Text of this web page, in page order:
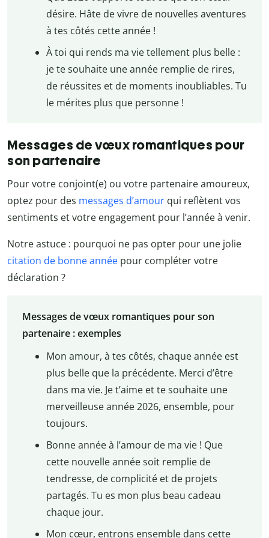
désire. Hâte de vivre de nouvelles aventures
à tes côtés cette année !
À toi qui rends ma vie tellement plus belle :
je te souhaite une année remplie de rires,
de réussites et de moments inoubliables. Tu
le mérites plus que personne !
Messages de vœux romantiques pour
son partenaire
Pour votre conjoint(e) ou votre partenaire amoureux,
optez pour des messages d’amour qui reflètent vos
sentiments et votre engagement pour l’année à venir.
Notre astuce : pourquoi ne pas opter pour une jolie
citation de bonne année pour compléter votre
déclaration ?
Messages de vœux romantiques pour son
partenaire : exemples
Mon amour, à tes côtés, chaque année est
plus belle que la précédente. Merci d’être
dans ma vie. Je t’aime et te souhaite une
merveilleuse année 2026, ensemble, pour
toujours.
Bonne année à l’amour de ma vie ! Que
cette nouvelle année soit remplie de
tendresse, de complicité et de projets
partagés. Tu es mon plus beau cadeau
chaque jour.
Mon cœur, entrons ensemble dans cette